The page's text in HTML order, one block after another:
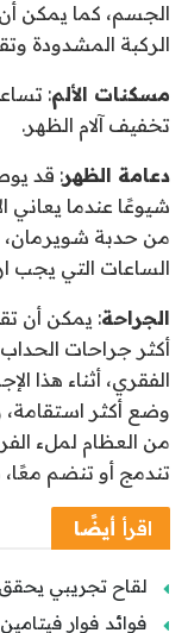
الجسم، كما يمكن أن
الركبة المشدودة
مسكنات الألم:
تخفيف آلام الظهر.
دعامة الظهر: قد
شيوعًا عندما يعاني
من حدبة شويرمان،
الساعات التي يجب
الجراحة: يمكن أن
أكثر جراحات
الفقري، أثناء هذا
وضع أكثر
من العظام لملء
تندمج أو تنضم معًا،
اقرأ أيضًا
لقاح تجريبي
فوائد فوار